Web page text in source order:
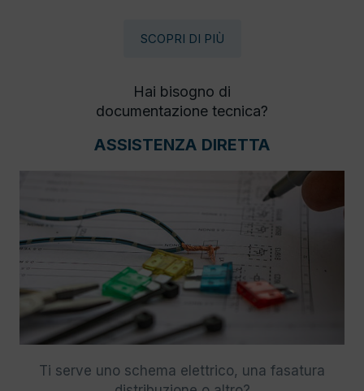
SCOPRI DI PIÙ
Hai bisogno di
documentazione tecnica?
ASSISTENZA DIRETTA
Ti serve uno schema elettrico, una fasatura